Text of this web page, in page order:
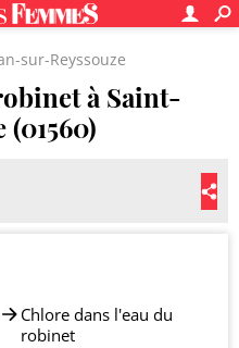
sur-Reyssouze
à Saint-
Chlore dans l'eau du
robinet